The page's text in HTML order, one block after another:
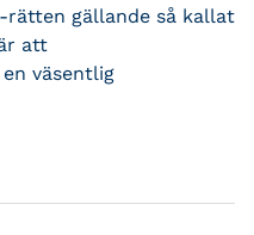
rätten gällande så kallat
att
väsentlig